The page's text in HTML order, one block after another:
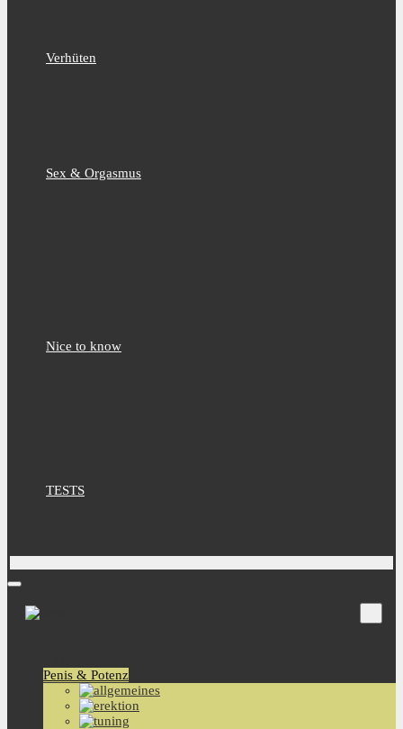
Verhüten
Sex & Orgasmus
Nice to know
TESTS
Penis & Potenz